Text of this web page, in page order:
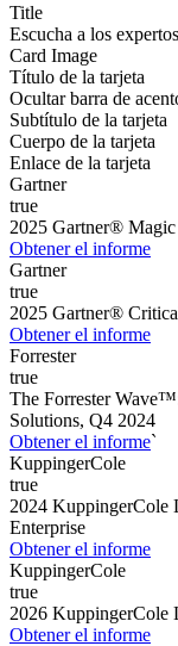
Title
Escucha a los expertos
Card Image
Título de la tarjeta
Ocultar barra de
Subtítulo de la tarjeta
Cuerpo de la tarjeta
Enlace de la tarjeta
Gartner
true
2025 Gartner®
Obtener el informe
Gartner
true
2025 Gartner®
Obtener el informe
Forrester
true
The Forrester
Solutions, Q4 2024
Obtener el informe`
KuppingerCole
true
2024 KuppingerCole
Enterprise
Obtener el informe
KuppingerCole
true
2026 KuppingerCole
Obtener el informe